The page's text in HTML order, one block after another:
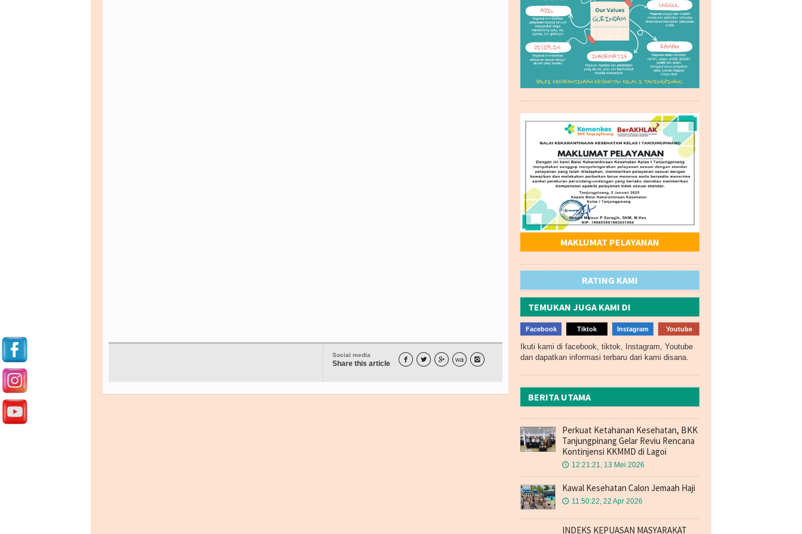
Social media
Share this article    wa 
MAKLUMAT PELAYANAN
RATING KAMI
TEMUKAN JUGA KAMI DI
Facebook Tiktok Instagram Youtube
Ikuti kami di facebook, tiktok, Instagram, Youtube
dan dapatkan informasi terbaru dari kami disana.
BERITA UTAMA
Perkuat Ketahanan Kesehatan, BKK
Tanjungpinang Gelar Reviu Rencana
Kontinjensi KKMMD di Lagoi
🕔 12:21:21, 13 Mei 2026
Kawal Kesehatan Calon Jemaah Haji
🕔 11:50:22, 22 Apr 2026
INDEKS KEPUASAN MASYARAKAT